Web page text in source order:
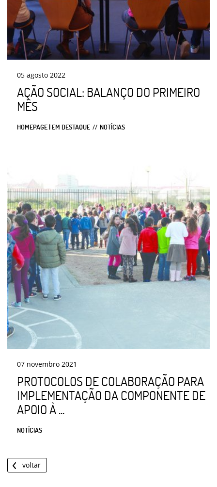
05 agosto 2022
AÇÃO SOCIAL: BALANÇO DO PRIMEIRO
MÊS
HOMEPAGE | EM DESTAQUE NOTÍCIAS
07 novembro 2021
PROTOCOLOS DE COLABORAÇÃO PARA
IMPLEMENTAÇÃO DA COMPONENTE DE
APOIO À ...
NOTÍCIAS
voltar